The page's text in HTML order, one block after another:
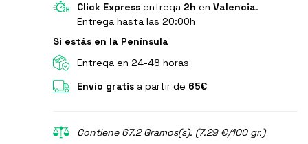
Click Expressentrega 2h en Valencia.
Entrega hasta las 20:00h
Si estás en la Península
Entrega en 24-48 horas
Envío gratisa partir de 65€
Contiene 67.2 Gramos(s). (7.29 €/100 gr.)